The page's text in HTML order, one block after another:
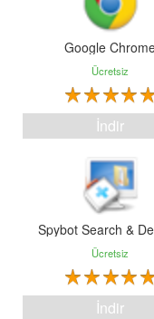
Google
Ücretsiz
İndir
Spybot Search &
Ücretsiz
İndir